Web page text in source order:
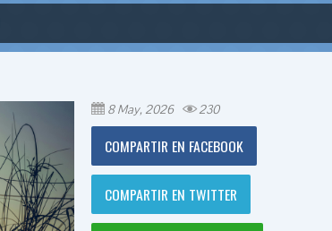
8 May, 2026 230
COMPARTIR EN FACEBOOK
COMPARTIR EN TWITTER